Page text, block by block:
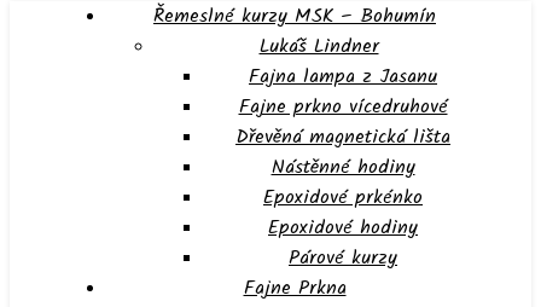
Řemeslné kurzy MSK – Bohumín
Lukáš Lindner
Fajna lampa z Jasanu
Fajne prkno vícedruhové
Dřevěná magnetická lišta
Nástěnné hodiny
Epoxidové prkénko
Epoxidové hodiny
Párové kurzy
Fajne Prkna